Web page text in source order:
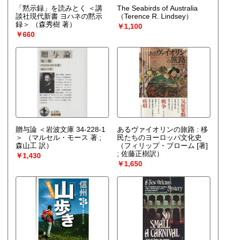
「黙示録」を読みとく ＜講
談社現代新書 ヨハネの黙示
録＞
（森秀樹 著）
￥660
The Seabirds of Australia
（Terence R. Lindsey）
￥1,100
贈与論 ＜岩波文庫 34-228-1
＞
（マルセル・モース 著 ;
森山工 訳）
￥1,430
あるヴァイオリンの旅路 : 移
民たちのヨーロッパ文化史
（フィリップ・ブローム [著]
; 佐藤正樹訳）
￥1,650